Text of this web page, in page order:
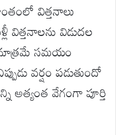
విత్తనాలు
విత్తనాలను విడుదల
సమయం
వర్షం పడుతుందో
అత్యంత వేగంగా పూర్తి